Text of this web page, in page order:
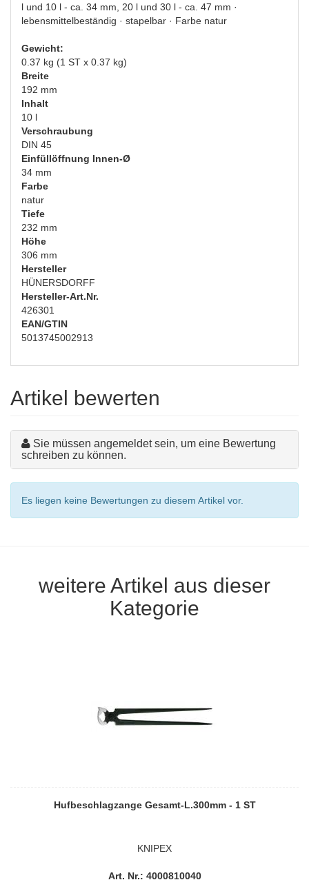
l und 10 l - ca. 34 mm, 20 l und 30 l - ca. 47 mm ·
lebensmittelbeständig · stapelbar · Farbe natur
Gewicht:
0.37 kg (1 ST x 0.37 kg)
Breite
192 mm
Inhalt
10 l
Verschraubung
DIN 45
Einfüllöffnung Innen-Ø
34 mm
Farbe
natur
Tiefe
232 mm
Höhe
306 mm
Hersteller
HÜNERSDORFF
Hersteller-Art.Nr.
426301
EAN/GTIN
5013745002913
Artikel bewerten
Sie müssen angemeldet sein, um eine Bewertung
schreiben zu können.
Es liegen keine Bewertungen zu diesem Artikel vor.
weitere Artikel aus dieser
Kategorie
Hufbeschlagzange Gesamt-L.300mm - 1 ST
KNIPEX
Art. Nr.: 4000810040